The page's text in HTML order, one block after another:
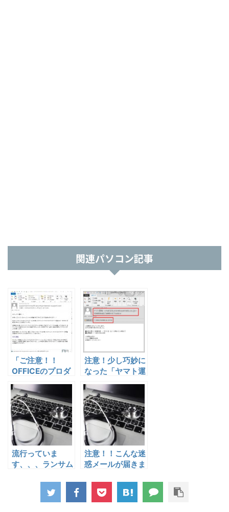
関連パソコン記事
「ご注意！！
OFFICEのプロダ
クトキーが不正コ
ピーされていま
す。」というメー
ルが届きます
注意！少し巧妙に
なった「ヤマト運
輸」を装ったスパ
ムメール
流行っていま
す、、、ランサム
注意！！こんな迷
惑メールが届きま